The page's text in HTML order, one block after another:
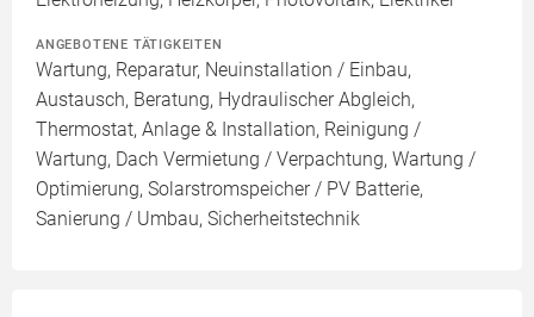
ANGEBOTENE TÄTIGKEITEN
Wartung, Reparatur, Neuinstallation / Einbau,
Austausch, Beratung, Hydraulischer Abgleich,
Thermostat, Anlage & Installation, Reinigung /
Wartung, Dach Vermietung / Verpachtung, Wartung /
Optimierung, Solarstromspeicher / PV Batterie,
Sanierung / Umbau, Sicherheitstechnik